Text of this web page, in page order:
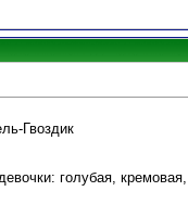
Гвоздик
голубая,